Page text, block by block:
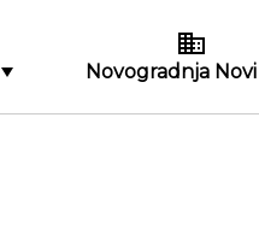
Novogradnja Novi